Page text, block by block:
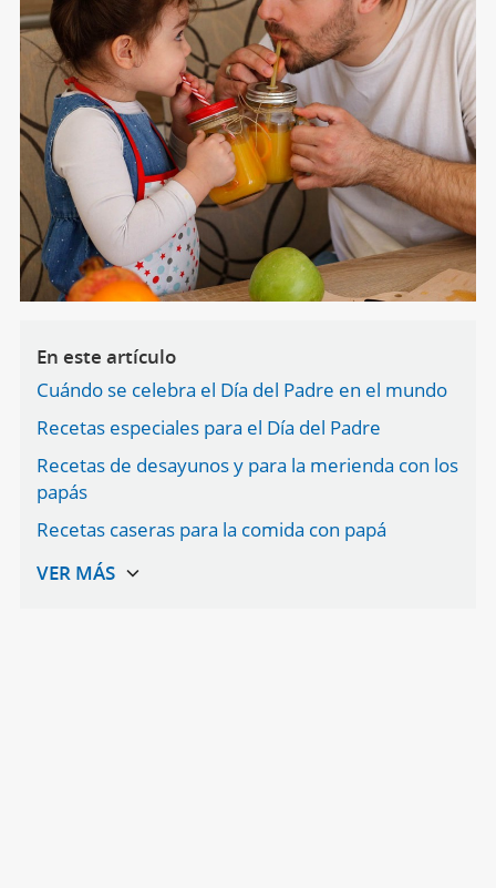
En este artículo
Cuándo se celebra el Día del Padre en el mundo
Recetas especiales para el Día del Padre
Recetas de desayunos y para la merienda con los
papás
Recetas caseras para la comida con papá